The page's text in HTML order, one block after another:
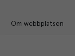
Om webbplatsen